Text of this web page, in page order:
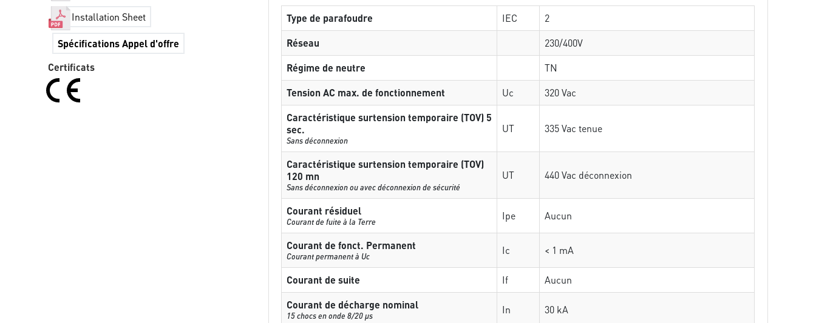
Installation Sheet
Spécifications Appel d'offre
Certificats
Type de parafoudre IEC
2
Réseau
230/400V
Régime de neutre
TN
Tension AC max. de fonctionnement
Uc
320 Vac
Caractéristique surtension temporaire (TOV) 5
sec.
Sans déconnexion
UT 335 Vac tenue
Caractéristique surtension temporaire (TOV)
120 mn
Sans déconnexion ou avec déconnexion de sécurité
UT 440 Vac déconnexion
Courant résiduel
Courant de fuite à la Terre Ipe Aucun
Courant de fonct. Permanent
Courant permanent à Uc Ic < 1 mA
Courant de suite If
Aucun
Courant de décharge nominal
15 chocs en onde 8/20 µs In 30 kA